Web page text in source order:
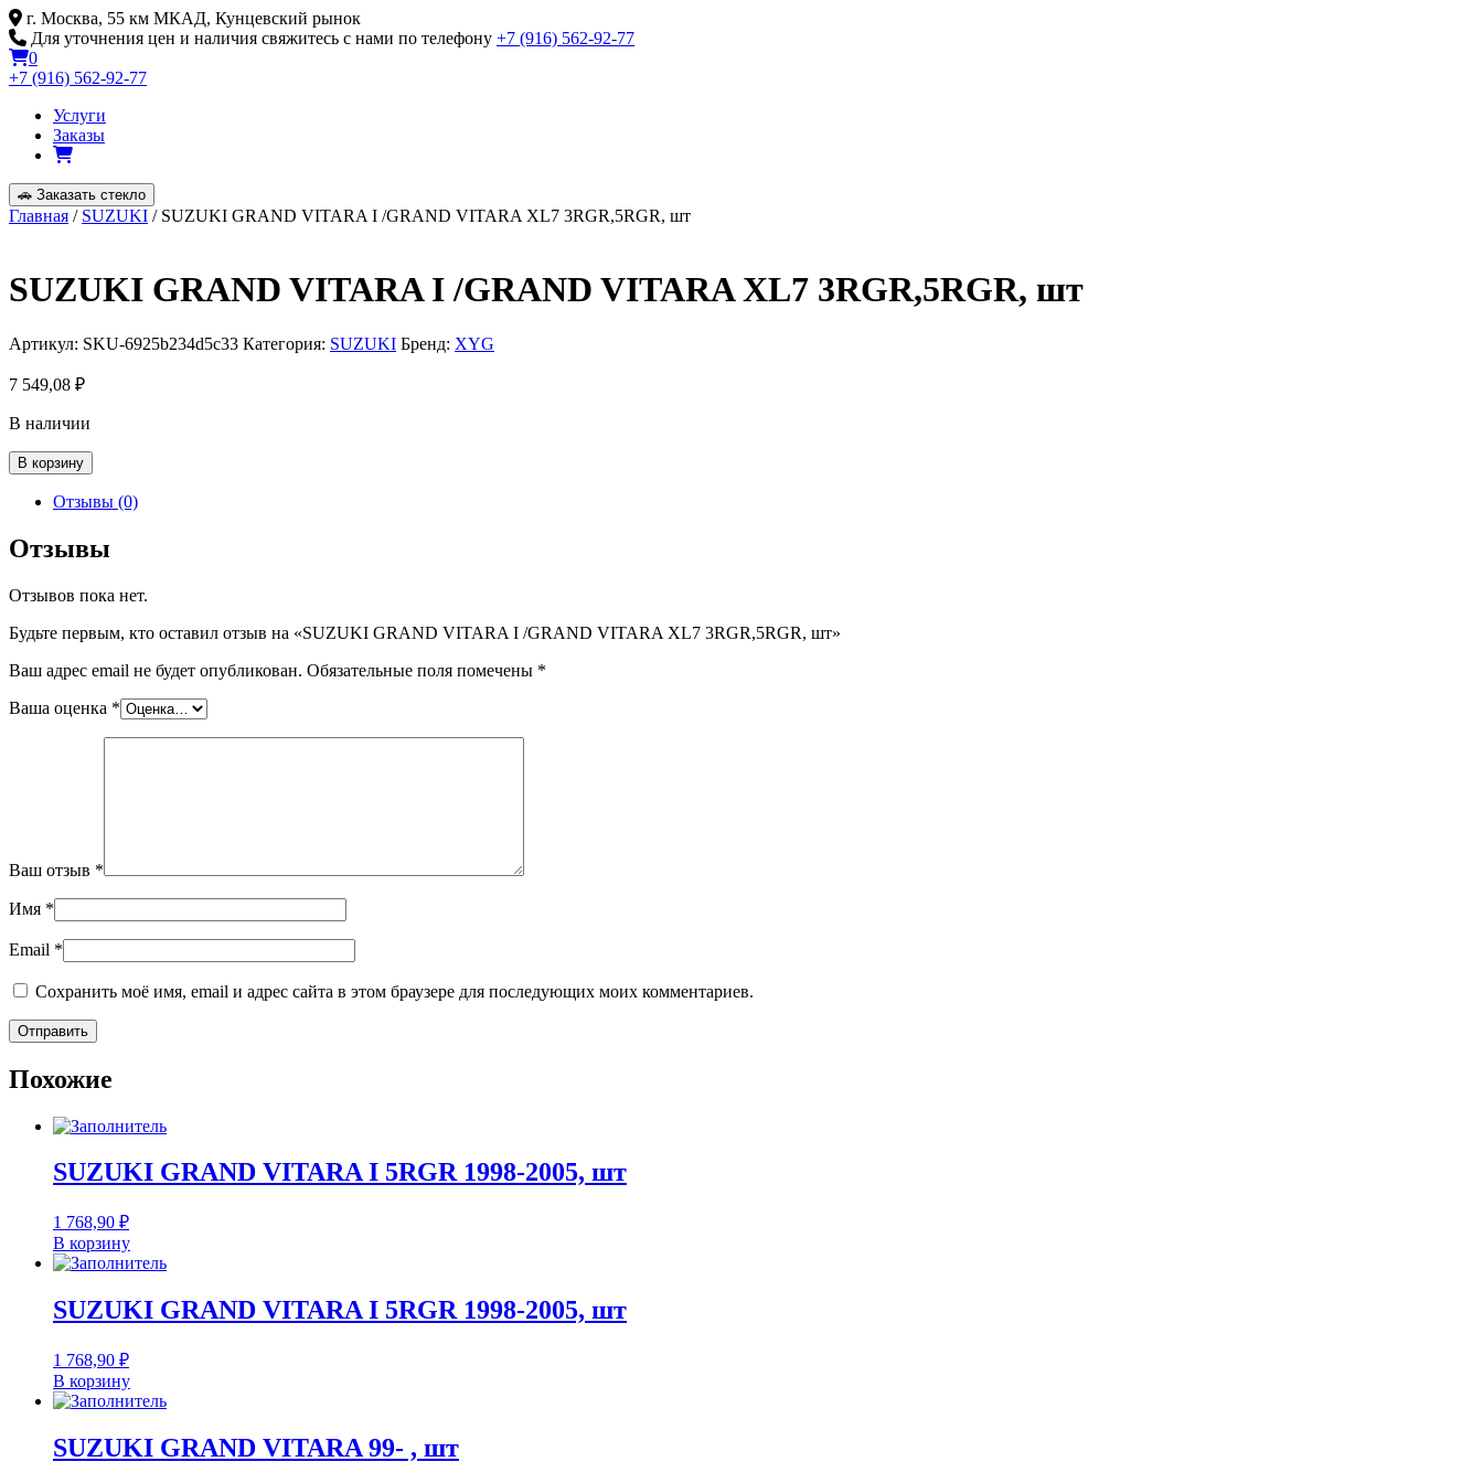
Skip
to
content
г. Москва, 55 км МКАД, Кунцевский рынок
Для уточнения цен и наличия свяжитесь с нами по телефону +7 (916) 562-92-77
0
+7 (916) 562-92-77
Услуги
Заказы
🚗 Заказать стекло
Главная / SUZUKI / SUZUKI GRAND VITARA I /GRAND VITARA XL7 3RGR,5RGR, шт
SUZUKI GRAND VITARA I /GRAND VITARA XL7 3RGR,5RGR, шт
Артикул: SKU-6925b234d5c33 Категория: SUZUKI Бренд: XYG
7 549,08 ₽
В наличии
Количество
товара
SUZUKI
VITARA
I
VITARA
3RGR,5RGR,
В корзину
Отзывы (0)
Отзывы
Отзывов пока нет.
Будьте первым, кто оставил отзыв на «SUZUKI GRAND VITARA I /GRAND VITARA XL7 3RGR,5RGR, шт»
Ваш адрес email не будет опубликован. Обязательные поля помечены *
Ваша оценка *
Ваш отзыв *
Имя *
Email *
Сохранить моё имя, email и адрес сайта в этом браузере для последующих моих комментариев.
Похожие
SUZUKI GRAND VITARA I 5RGR 1998-2005, шт
1 768,90 ₽
В корзину
SUZUKI GRAND VITARA I 5RGR 1998-2005, шт
1 768,90 ₽
В корзину
SUZUKI GRAND VITARA 99- , шт